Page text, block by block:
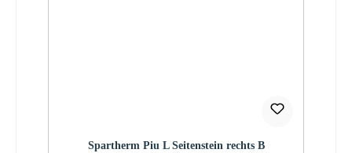
Spartherm Piu L Seitenstein rechts B